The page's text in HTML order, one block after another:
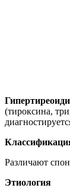
(тироксина,
Различают
Этиология